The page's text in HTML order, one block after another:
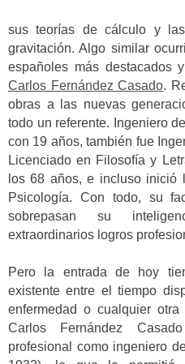
sus teorías de cálculo y
gravitación. Algo similar
españoles más destacados
Carlos Fernández Casado.
obras a las nuevas
todo un referente. Ingeniero
con 19 años, también fue
Licenciado en Filosofía y
los 68 años, e incluso inició
Psicología. Con todo, su
sobrepasan su
extraordinarios logros
Pero la entrada de hoy
existente entre el tiempo
enfermedad o cualquier
Carlos Fernández
profesional como ingeniero